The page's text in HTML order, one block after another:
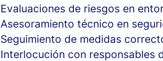
Evaluaciones de riesgos en
Asesoramiento técnico en
Seguimiento de medidas
Interlocución con responsables